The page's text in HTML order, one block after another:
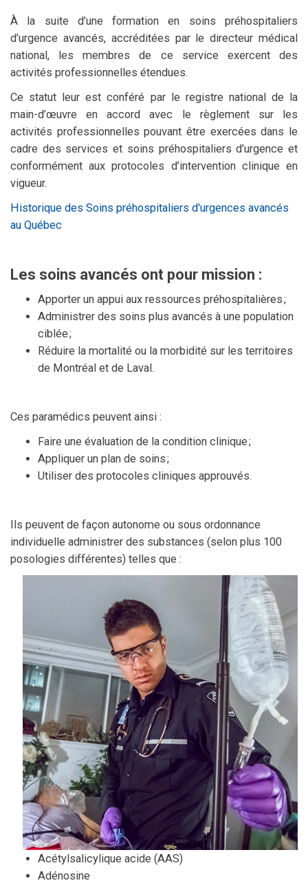
À la suite d’une formation en soins préhospitaliers
d’urgence avancés, accréditées par le directeur médical
national, les membres de ce service exercent des
activités professionnelles étendues.
Ce statut leur est conféré par le registre national de la
main-d’œuvre en accord avec le règlement sur les
activités professionnelles pouvant être exercées dans le
cadre des services et soins préhospitaliers d’urgence et
conformément aux protocoles d’intervention clinique en
vigueur.
Historique des Soins préhospitaliers d'urgences avancés
au Québec
Les soins avancés ont pour mission :
Apporter un appui aux ressources préhospitalières ;
Administrer des soins plus avancés à une population
ciblée ;
Réduire la mortalité ou la morbidité sur les territoires
de Montréal et de Laval.
Ces paramédics peuvent ainsi :
Faire une évaluation de la condition clinique ;
Appliquer un plan de soins ;
Utiliser des protocoles cliniques approuvés.
Ils peuvent de façon autonome ou sous ordonnance
individuelle administrer des substances (selon plus 100
posologies différentes) telles que :
Acétylsalicylique acide (AAS)
Adénosine